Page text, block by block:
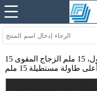
15 ملم خفف من الزجاج قمم الجدول، 15 ملم الزجاج المقوى
طاولة مستطيلة 15 ملم